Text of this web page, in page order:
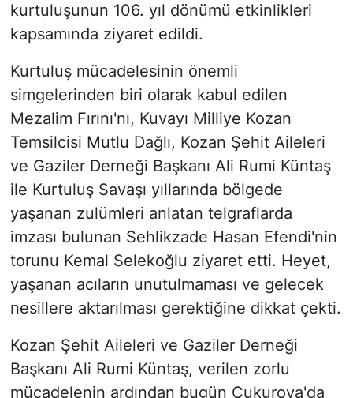
kurtuluşunun 106. yıl dönümü etkinlikleri
kapsamında ziyaret edildi.
Kurtuluş mücadelesinin önemli
simgelerinden biri olarak kabul edilen
Mezalim Fırını'nı, Kuvayı Milliye Kozan
Temsilcisi Mutlu Dağlı, Kozan Şehit Aileleri
ve Gaziler Derneği Başkanı Ali Rumi Küntaş
ile Kurtuluş Savaşı yıllarında bölgede
yaşanan zulümleri anlatan telgraflarda
imzası bulunan Sehlikzade Hasan Efendi'nin
torunu Kemal Selekoğlu ziyaret etti. Heyet,
yaşanan acıların unutulmaması ve gelecek
nesillere aktarılması gerektiğine dikkat çekti.
Kozan Şehit Aileleri ve Gaziler Derneği
Başkanı Ali Rumi Küntaş, verilen zorlu
mücadelenin ardından bugün Çukurova'da